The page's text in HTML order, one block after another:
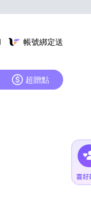
帳號綁定送
超贈點